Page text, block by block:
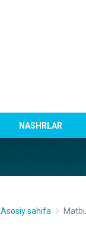
NASHRLAR
Asosiy sahifa